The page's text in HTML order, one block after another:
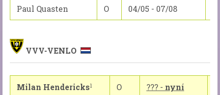
Paul Quasten O 04/05 - 07/08
VVV-VENLO
Milan Hendericks1 O ??? - nyní